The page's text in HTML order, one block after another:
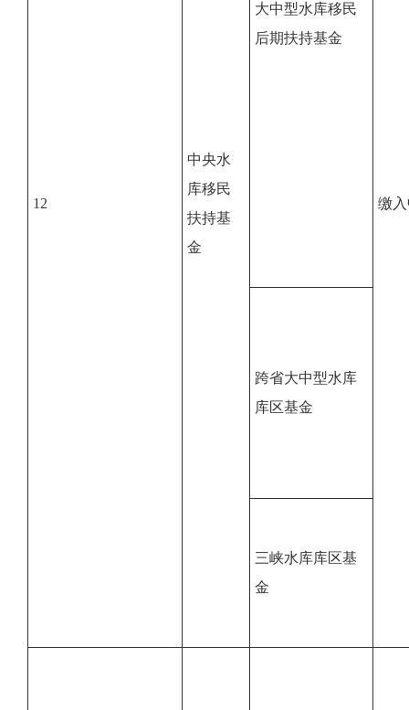
12
中央水
库移民
扶持基
金
大中型水库移民
后期扶持基金
缴
跨省大中型水库
库区基金
三峡水库库区基
金